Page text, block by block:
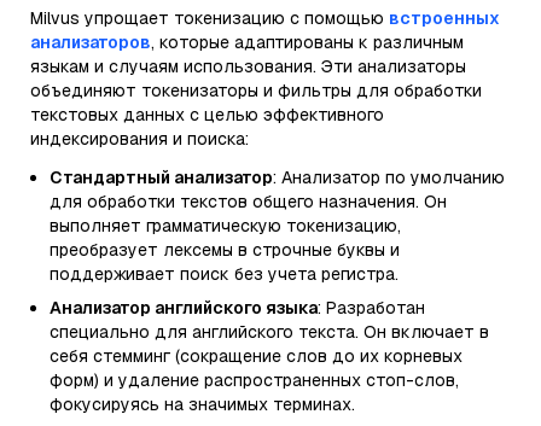
Milvus упрощает токенизацию с помощью встроенных
анализаторов, которые адаптированы к различным
языкам и случаям использования. Эти анализаторы
объединяют токенизаторы и фильтры для обработки
текстовых данных с целью эффективного
индексирования и поиска:
Стандартный анализатор: Анализатор по умолчанию
для обработки текстов общего назначения. Он
выполняет грамматическую токенизацию,
преобразует лексемы в строчные буквы и
поддерживает поиск без учета регистра.
Анализатор английского языка: Разработан
специально для английского текста. Он включает в
себя стемминг (сокращение слов до их корневых
форм) и удаление распространенных стоп-слов,
фокусируясь на значимых терминах.